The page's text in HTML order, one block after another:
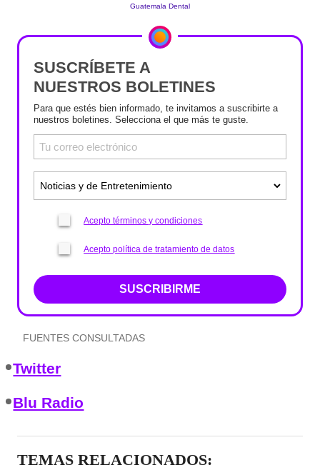
SUSCRÍBETE A
NUESTROS BOLETINES
Para que estés bien informado, te invitamos a suscribirte a
nuestros boletines. Selecciona el que más te guste.
Acepto términos y condiciones
Acepto política de tratamiento de datos
SUSCRIBIRME
FUENTES CONSULTADAS
Twitter
Blu Radio
TEMAS RELACIONADOS: